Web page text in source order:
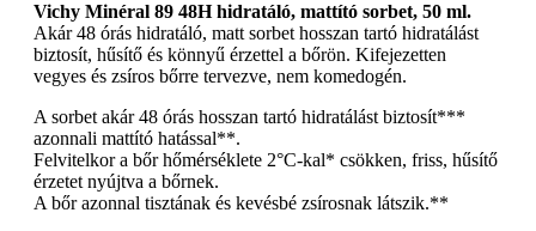
Vichy Minéral 89 48H hidratáló, mattító sorbet, 50 ml.
Akár 48 órás hidratáló, matt sorbet hosszan tartó hidratálást
biztosít, hűsítő és könnyű érzettel a bőrön. Kifejezetten
vegyes és zsíros bőrre tervezve, nem komedogén.
A sorbet akár 48 órás hosszan tartó hidratálást biztosít***
azonnali mattító hatással**.
Felvitelkor a bőr hőmérséklete 2°C-kal* csökken, friss, hűsítő
érzetet nyújtva a bőrnek.
A bőr azonnal tisztának és kevésbé zsírosnak látszik.**